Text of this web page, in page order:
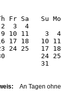
Fr Sa   Su
3  4
10 11    3
17 18   10
24 25   17
24
An Tagen